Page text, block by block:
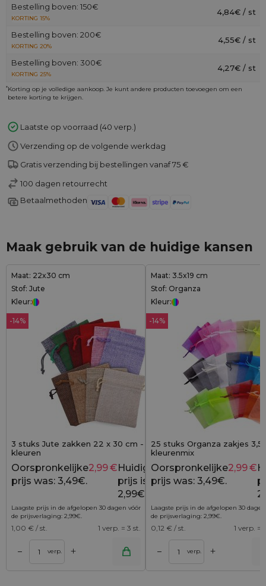
Bestelling boven: 150€
KORTING 15%
4,84€ / st
Bestelling boven: 200€
KORTING 20%
4,55€ / st
Bestelling boven: 300€
KORTING 25%
4,27€ / st
*Korting op je volledige aankoop. Je kunt andere producten toevoegen om een
betere korting te krijgen.
Laatste op voorraad (40 verp.)
Verzending op de volgende werkdag
Gratis verzending bij bestellingen vanaf 75 €
100 dagen retourrecht
Betaalmethoden
Maak gebruik van de huidige kansen
Maat: 22x30 cm
Stof: Jute
Kleur:
-14%
3 stuks Jute zakken 22 x 30 cm - mix van
kleuren
3,49 €
Oorspronkelijke
prijs was: 3,49€.
2,99€Huidige
prijs is:
2,99€.
Laagste prijs in de afgelopen 30 dagen vóór
de prijsverlaging: 2,99€
1,00 € / st. 1 verp. = 3 st.
– verp. +
Maat: 3.5x19 cm
Stof: Organza
Kleur:
-14%
25 stuks Organza zakjes 3,5
kleurenmix
Oorspronkelijke
prijs was: 3,49€.
2,99€
Laagste prijs in de afgelopen 30
de prijsverlaging: 2,99€
0,12 € / st. 1 verp. =
– verp. +
Toevoegen aan winkelwagen Toevoegen aan